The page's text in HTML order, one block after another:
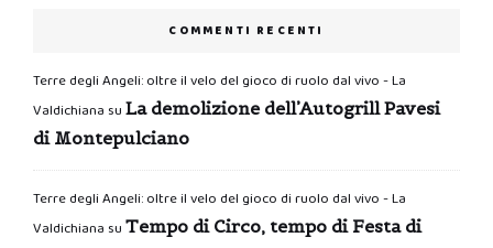
COMMENTI RECENTI
Terre degli Angeli: oltre il velo del gioco di ruolo dal vivo - La
Valdichiana su La demolizione dell’Autogrill Pavesi
di Montepulciano
Terre degli Angeli: oltre il velo del gioco di ruolo dal vivo - La
Valdichiana su Tempo di Circo, tempo di Festa di